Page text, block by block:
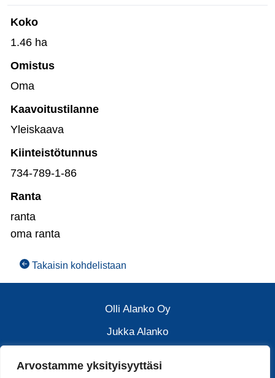
Arvostamme yksityisyyttäsi
Koko
1.46 ha
Omistus
Oma
Kaavoitustilanne
Yleiskaava
Kiinteistötunnus
734-789-1-86
Ranta
ranta
oma ranta
Takaisin kohdelistaan
Olli Alanko Oy
Jukka Alanko
040 032 8018